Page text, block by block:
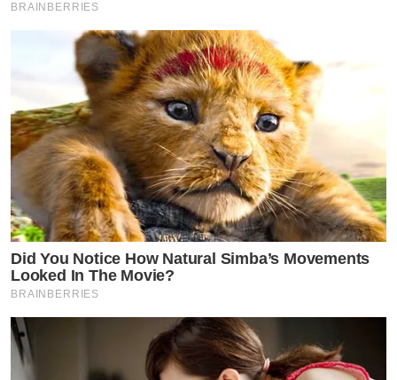
BRAINBERRIES
Did You Notice How Natural Simba’s Movements
Looked In The Movie?
BRAINBERRIES